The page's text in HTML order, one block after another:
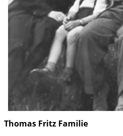
Thomas Fritz Familie